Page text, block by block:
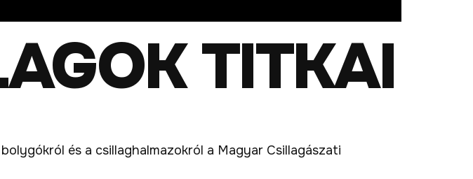
TITKAI
és a csillaghalmazokról a Magyar Csillagászati